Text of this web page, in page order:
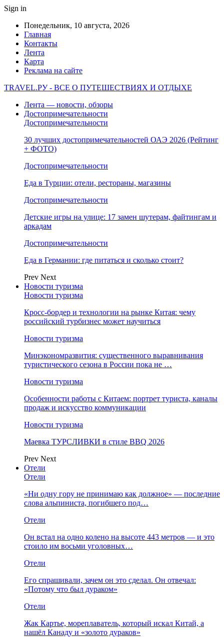
Sign in
Понедельник, 10 августа, 2026
Главная
Контакты
Лента
Карта
Реклама на сайте
TRAVEL.РУ - ВСЕ О ПУТЕШЕСТВИЯХ И ОТДЫХЕ
Лента — новости, обзоры
Достопримечательности
Достопримечательности
30 лучших достопримечательностей ОАЭ 2026 (Рейтинг
+ ФОТО)
Достопримечательности
Еда в Турции: отели, рестораны, магазины
Достопримечательности
Детские игры на улице: 17 замен шутерам, файтингам и
аркадам
Достопримечательности
Еда в Германии: где питаться и сколько стоит?
Prev Next
Новости туризма
Новости туризма
Кросс-бордер и технологии на рынке Китая: чему
российский турбизнес может научиться
Новости туризма
Минэкономразвития: существенного выравнивания
туристического сезона в России пока не …
Новости туризма
Особенности работы с Китаем: портрет туриста, каналы
продаж и искусство коммуникации
Новости туризма
Маевка ТУРСЛИВКИ в стиле BBQ 2026
Prev Next
Отели
Отели
«Ни одну гору не принимаю как должное» — последние
слова альпиниста, погибшего под…
Отели
Он встал на одно колено на высоте 443 метров — и это
стоило им восьми уголовных…
Отели
Его спрашивали, зачем он это сделал. Он отвечал:
«Потому что был дураком»
Отели
Жак Картье, мореплаватель, который искал Китай, а
нашёл Канаду и «золото дураков»